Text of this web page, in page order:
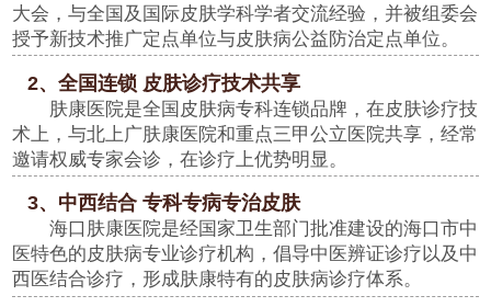
大会，与全国及国际皮肤学科学者交流经验，并被组委会
授予新技术推广定点单位与皮肤病公益防治定点单位。
2、全国连锁 皮肤诊疗技术共享
肤康医院是全国皮肤病专科连锁品牌，在皮肤诊疗技
术上，与北上广肤康医院和重点三甲公立医院共享，经常
邀请权威专家会诊，在诊疗上优势明显。
3、中西结合 专科专病专治皮肤
海口肤康医院是经国家卫生部门批准建设的海口市中
医特色的皮肤病专业诊疗机构，倡导中医辨证诊疗以及中
西医结合诊疗，形成肤康特有的皮肤病诊疗体系。